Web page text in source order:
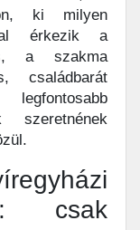
ki milyen
érkezik a
a szakma
családbarát
szeretnének
csak